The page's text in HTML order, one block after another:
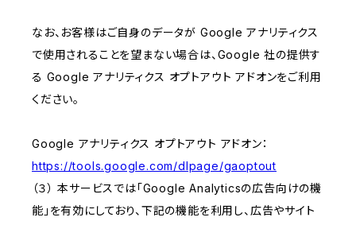
なお、お客様はご自身のデータが Google アナリティクス
で使用されることを望まない場合は、Google 社の提供す
る Google アナリティクス オプトアウト アドオンをご利用
ください。
Google アナリティクス オプトアウト アドオン：
https://tools.google.com/dlpage/gaoptout
（３） 本サービスでは「Google Analyticsの広告向けの機
能」を有効にしており、下記の機能を利用し、広告やサイト